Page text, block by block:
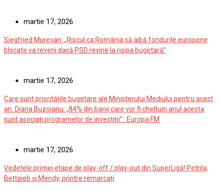
martie 17, 2026
Siegfried Mureșan: „Riscul ca România să aibă fondurile europene
blocate va reveni dacă PSD revine la risipa bugetară”
martie 17, 2026
Care sunt prioritățile bugetare ale Ministerului Mediului pentru acest
an. Diana Buzoianu: „84% din banii care vor fi cheltuiți anul acesta
sunt asociați programelor de investiții” : Europa FM
martie 17, 2026
Vedetele primei etape de play-off / play-out din SuperLigă! Petrila,
Bettaieb și Mendy, printre remarcați